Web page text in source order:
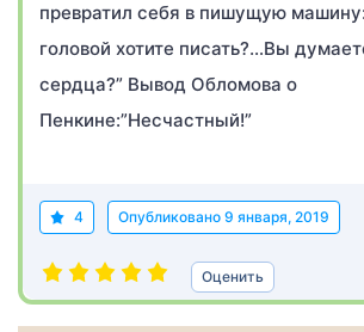
превратил себя в пишущую
головой хотите писать?…Вы
сердца?” Вывод Обломова о
Пенкине:”Несчастный!”
4 Опубликовано 9 января, 2019
Оценить